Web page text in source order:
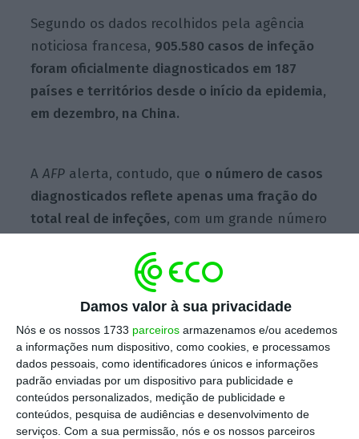
Damos valor à sua privacidade
Nós e os nossos 1733 parceiros armazenamos e/ou acedemos
a informações num dispositivo, como cookies, e processamos
dados pessoais, como identificadores únicos e informações
padrão enviadas por um dispositivo para publicidade e
conteúdos personalizados, medição de publicidade e
conteúdos, pesquisa de audiências e desenvolvimento de
serviços. Com a sua permissão, nós e os nossos parceiros
Segundo os dados recolhidos pela agência
noticiosa francesa, 905.580 casos de infeção
foram oficialmente diagnosticados em 187
países e territórios desde o início da epidemia,
em dezembro, na China.
AAFP alerta, contudo, que o número de casos
diagnosticados reflete apenas uma fração do
total real de infeções, com um grande número
casos que requerem atendimento hospitalar.
Entre esses casos, pelo menos esta quarta-
176.500 são considerados curados pelas
autoridades de saúde.
Portugal tem 8.251 casos de coronavírus. Há 187
mortes
Ler Mais